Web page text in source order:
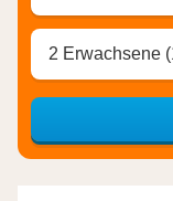
2 Erwachsene